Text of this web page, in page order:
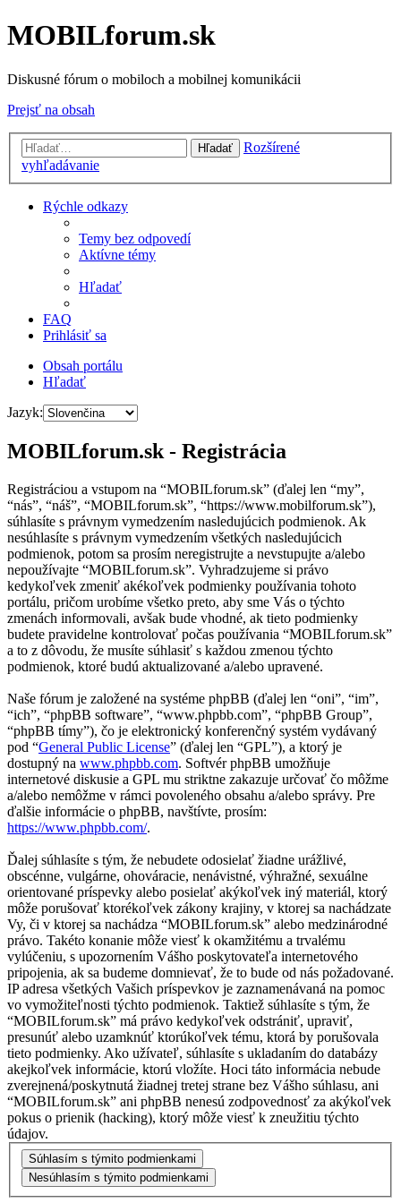
MOBILforum.sk
Diskusné fórum o mobiloch a mobilnej komunikácii
Prejsť na obsah
Hľadať
Rozšírené
vyhľadávanie
Rýchle odkazy
Temy bez odpovedí
Aktívne témy
Hľadať
FAQ
Prihlásiť sa
Obsah portálu
Hľadať
Jazyk:
MOBILforum.sk - Registrácia
Registráciou a vstupom na “MOBILforum.sk” (ďalej len “my”,
“nás”, “náš”, “MOBILforum.sk”, “https://www.mobilforum.sk”),
súhlasíte s právnym vymedzením nasledujúcich podmienok. Ak
nesúhlasíte s právnym vymedzením všetkých nasledujúcich
podmienok, potom sa prosím neregistrujte a nevstupujte a/alebo
nepoužívajte “MOBILforum.sk”. Vyhradzujeme si právo
kedykoľvek zmeniť akékoľvek podmienky používania tohoto
portálu, pričom urobíme všetko preto, aby sme Vás o týchto
zmenách informovali, avšak bude vhodné, ak tieto podmienky
budete pravidelne kontrolovať počas používania “MOBILforum.sk”
a to z dôvodu, že musíte súhlasiť s každou zmenou týchto
podmienok, ktoré budú aktualizované a/alebo upravené.
Naše fórum je založené na systéme phpBB (ďalej len “oni”, “im”,
“ich”, “phpBB software”, “www.phpbb.com”, “phpBB Group”,
“phpBB tímy”), čo je elektronický konferenčný systém vydávaný
pod “General Public License” (ďalej len “GPL”), a ktorý je
dostupný na www.phpbb.com. Softvér phpBB umožňuje
internetové diskusie a GPL mu striktne zakazuje určovať čo môžme
a/alebo nemôžme v rámci povoleného obsahu a/alebo správy. Pre
ďalšie informácie o phpBB, navštívte, prosím:
https://www.phpbb.com/.
Ďalej súhlasíte s tým, že nebudete odosielať žiadne urážlivé,
obscénne, vulgárne, ohováracie, nenávistné, výhražné, sexuálne
orientované príspevky alebo posielať akýkoľvek iný materiál, ktorý
môže porušovať ktorékoľvek zákony krajiny, v ktorej sa nachádzate
Vy, či v ktorej sa nachádza “MOBILforum.sk” alebo medzinárodné
právo. Takéto konanie môže viesť k okamžitému a trvalému
vylúčeniu, s upozornením Vášho poskytovateľa internetového
pripojenia, ak sa budeme domnievať, že to bude od nás požadované.
IP adresa všetkých Vašich príspevkov je zaznamenávaná na pomoc
vo vymožiteľnosti týchto podmienok. Taktiež súhlasíte s tým, že
“MOBILforum.sk” má právo kedykoľvek odstrániť, upraviť,
presunúť alebo uzamknúť ktorúkoľvek tému, ktorá by porušovala
tieto podmienky. Ako užívateľ, súhlasíte s ukladaním do databázy
akejkoľvek informácie, ktorú vložíte. Hoci táto informácia nebude
zverejnená/poskytnutá žiadnej tretej strane bez Vášho súhlasu, ani
“MOBILforum.sk” ani phpBB nenesú zodpovednosť za akýkoľvek
pokus o prienik (hacking), ktorý môže viesť k zneužitiu týchto
údajov.